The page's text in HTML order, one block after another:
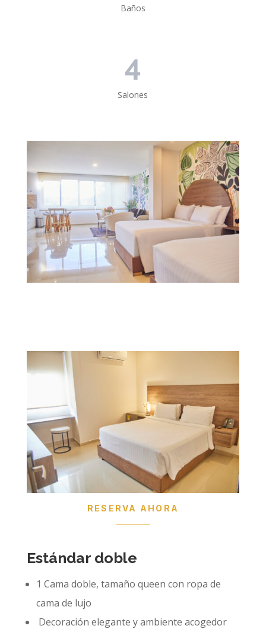
Baños
4
Salones
RESERVA AHORA
Estándar doble
1 Cama doble, tamaño queen con ropa de
cama de lujo
Decoración elegante y ambiente acogedor